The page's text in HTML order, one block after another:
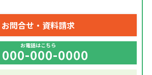
お問合せ・資料請求
お電話はこちら
000-000-0000